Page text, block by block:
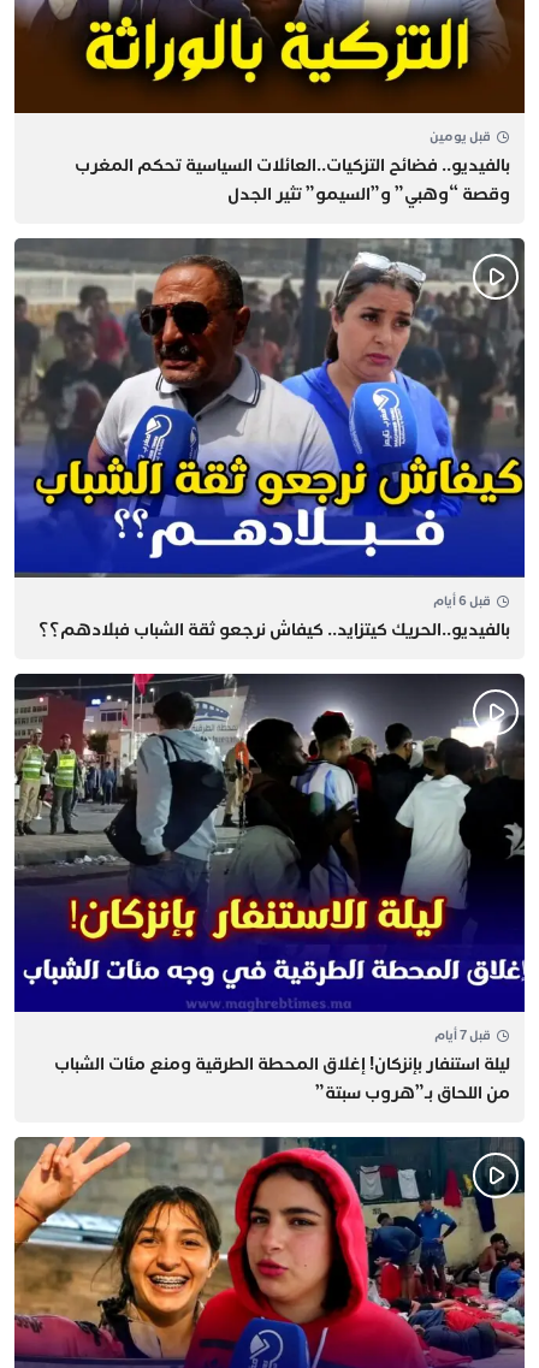
قبل يومين
بالفيديو.. فضائح التزكيات..العائلات السياسية تحكم المغرب
وقصة “وهبي” و”السيمو” تثير الجدل
قبل 6 أيام
بالفيديو..الحريك كيتزايد.. كيفاش نرجعو ثقة الشباب فبلادهم؟؟
قبل 7 أيام
​ليلة استنفار بإنزكان! إغلاق المحطة الطرقية ومنع مئات الشباب
من اللحاق بـ”هروب سبتة”